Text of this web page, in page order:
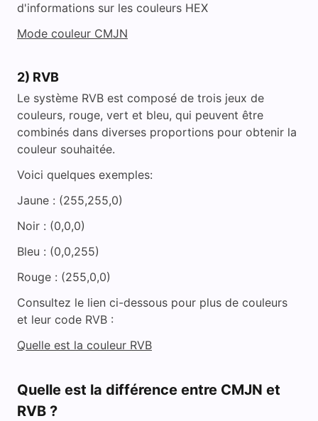
d'informations sur les couleurs HEX
Mode couleur CMJN
2) RVB
Le système RVB est composé de trois jeux de
couleurs, rouge, vert et bleu, qui peuvent être
combinés dans diverses proportions pour obtenir la
couleur souhaitée.
Voici quelques exemples:
Jaune : (255,255,0)
Noir : (0,0,0)
Bleu : (0,0,255)
Rouge : (255,0,0)
Consultez le lien ci-dessous pour plus de couleurs
et leur code RVB :
Quelle est la couleur RVB
Quelle est la différence entre CMJN et
RVB ?